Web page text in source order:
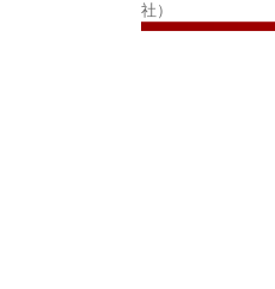
社）